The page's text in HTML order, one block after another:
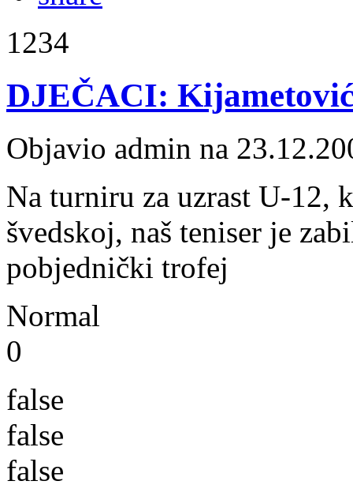
1234
DJEČACI:
Objavio admin na
Na turniru za uzrast U-12,
švedskoj, naš teniser je
pobjednički trofej
Normal
0
false
false
false